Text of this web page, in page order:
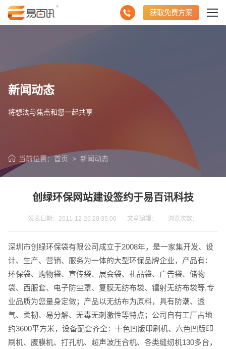
获取免费方案
新闻动态
将想法与焦点和您一起共享
当前位置： 首页 > 新闻动态
创绿环保网站建设签约于易百讯科技
发表日期：2011-12-26 20:35:00 文章编辑： 浏览次数：
深圳市创绿环保袋有限公司成立于2008年，是一家集开发、设
计、生产、营销、服务为一体的大型环保品牌企业，产品有：
环保袋、购物袋、宣传袋、展会袋、礼品袋、广告袋、储物
袋、西服套、电子防尘罩、复膜无纺布袋、镭射无纺布袋等,专
业品质为您量身定做；产品以无纺布为原料，具有防潮、透
气、柔韧、易分解、无毒无刺激性等特点；公司自有工厂占地
约3600平方米，设备配套齐全：十色凹版印刷机、六色凹版印
刷机、腹膜机、打孔机、超声波压合机、各类缝纫机130多台，
请输入您的公司名称 名字